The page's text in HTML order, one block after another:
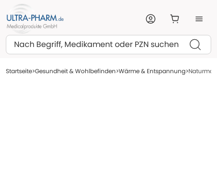
Suchen
Startseite Gesundheit & Wohlbefinden Wärme & Entspannung